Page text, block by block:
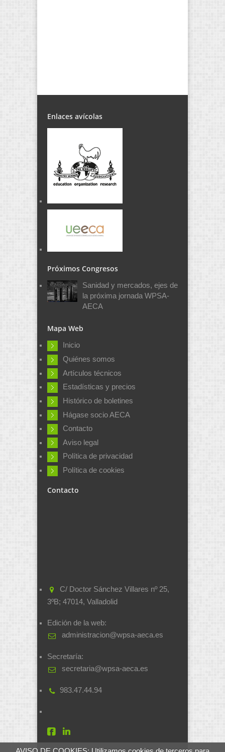
Enlaces avícolas
Próximos Congresos
Sanidad y mercados, ejes de
la próxima jornada WPSA-
AECA
Mapa Web
Inicio
Quiénes somos
Artículos técnicos
Estadísticas y precios
Histórico de boletines
Hágase socio AECA
Contacto
Aviso legal
Política de privacidad
Política de cookies
Contacto
C/ Doctor Sánchez Villares nº 25,
3ºB; 47014, Valladolid
Edición de la web:
administracion@wpsa-aeca.es
Secretaría:
secretaria@wpsa-aeca.es
983.47.44.94